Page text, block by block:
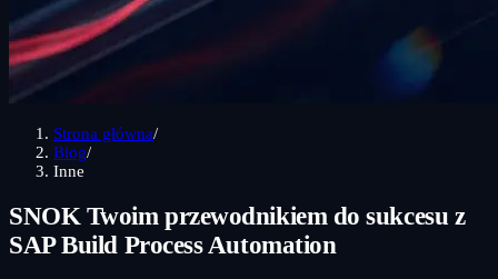
Strona główna/
Blog/
Inne
SNOK Twoim przewodnikiem do sukcesu z
SAP Build Process Automation